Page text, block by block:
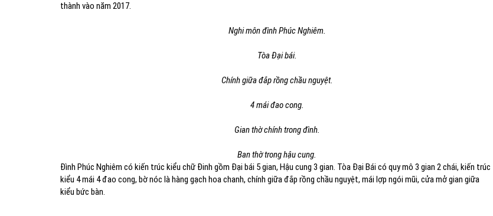
thành vào năm 2017.
Nghi môn đình Phúc Nghiêm.
Tòa Đại bái.
Chính giữa đắp rồng chầu nguyệt.
4 mái đao cong.
Gian thờ chính trong đình.
Ban thờ trong hậu cung.
Đình Phúc Nghiêm có kiến trúc kiểu chữ Đinh gồm Đại bái 5 gian, Hậu cung 3 gian. Tòa Đại Bái có quy mô 3 gian 2 chái, kiến trúc
kiểu 4 mái 4 đao cong, bờ nóc là hàng gạch hoa chanh, chính giữa đắp rồng chầu nguyệt, mái lợp ngói mũi, cửa mở gian giữa
kiểu bức bàn.